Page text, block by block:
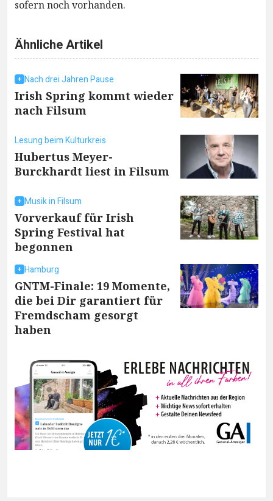
sofern noch vorhanden.
Ähnliche Artikel
Nach drei Jahren Pause
Irish Spring kommt wieder
nach Filsum
Lesung beim Kulturkreis
Hubertus Meyer-
Burckhardt liest in Filsum
Musik in Filsum
Vorverkauf für Irish
Spring Festival hat
begonnen
Hamburg
GNTM-Finale: 19 Momente,
die bei Dir garantiert für
Fremdscham gesorgt
haben